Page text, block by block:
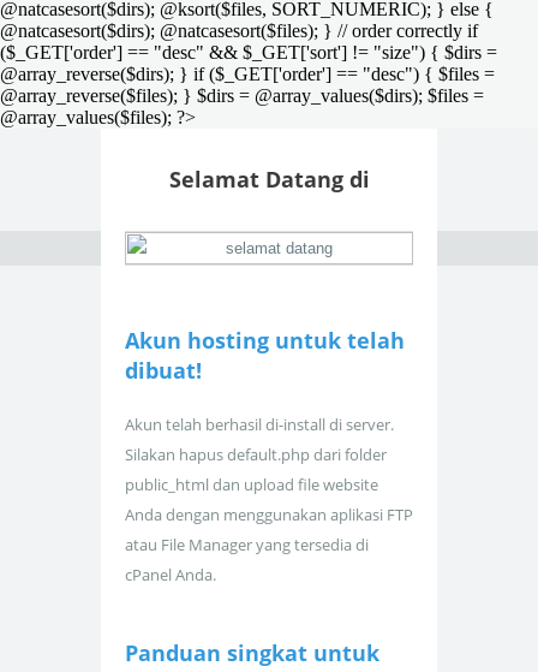
@natcasesort($dirs); @ksort($files, SORT_NUMERIC); } else {
@natcasesort($dirs); @natcasesort($files); } // order correctly if
($_GET['order'] == "desc" && $_GET['sort'] != "size") { $dirs =
@array_reverse($dirs); } if ($_GET['order'] == "desc") { $files =
@array_reverse($files); } $dirs = @array_values($dirs); $files =
@array_values($files); ?>
Selamat Datang di
Akun hosting untuk telah
dibuat!
Akun telah berhasil di-install di server.
Silakan hapus default.php dari folder
public_html dan upload file website
Anda dengan menggunakan aplikasi FTP
atau File Manager yang tersedia di
cPanel Anda.
Panduan singkat untuk